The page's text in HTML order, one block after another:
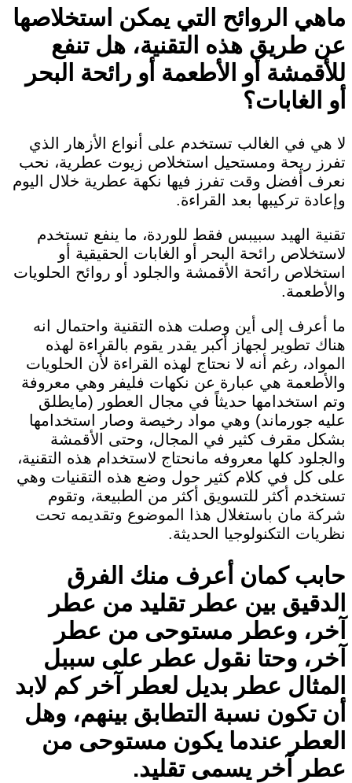
ماهي الروائح التي يمكن استخلاصها
عن طريق هذه التقنية، هل تنفع
للأقمشة أو الأطعمة أو رائحة البحر
أو الغابات؟
لا هي في الغالب تستخدم على أنواع الأزهار الذي
تفرز ريحة ومستحيل استخلاص زيوت عطرية، نحب
نعرف أفضل وقت تفرز فيها نكهة عطرية خلال اليوم
وإعادة تركيبها بعد القراءة.
تقنية الهيد سبيبس فقط للوردة، ما ينفع تستخدم
لاستخلاص رائحة البحر أو الغابات الحقيقية أو
استخلاص رائحة الأقمشة والجلود أو روائح الحلويات
والأطعمة.
ما أعرف إلى أين وصلت هذه التقنية واحتمال انه
هناك تطوير لجهاز أكبر يقدر يقوم بالقراءة لهذه
المواد، رغم أنه لا نحتاج لهذه القراءة لأن الحلويات
والأطعمة هي عبارة عن نكهات فليفر وهي معروفة
وتم استخدامها حديثاً في مجال العطور (مايطلق
عليه جورماند) وهي مواد رخيصة وصار استخدامها
بشكل مقرف كثير في المجال، وحتى الأقمشة
والجلود كلها معروفه مانحتاج لاستخدام هذه التقنية،
على كل في كلام كثير حول وضع هذه التقنيات وهي
تستخدم أكثر للتسويق أكثر من الطبيعة، وتقوم
شركة مان باستغلال هذا الموضوع وتقديمه تحت
نظريات التكنولوجيا الحديثة.
حابب كمان أعرف منك الفرق
الدقيق بين عطر تقليد من عطر
آخر، وعطر مستوحى من عطر
آخر، وحتا نقول عطر على سببل
المثال عطر بديل لعطر آخر كم لابد
أن تكون نسبة التطابق بينهم، وهل
العطر عندما يكون مستوحى من
عطر آخر يسمى تقليد.